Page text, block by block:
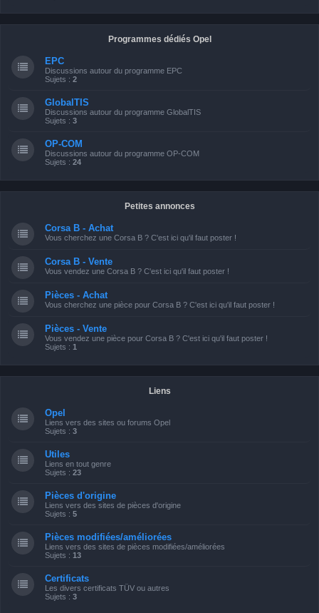
Programmes dédiés Opel
EPC
Discussions autour du programme EPC
Sujets : 2
GlobalTIS
Discussions autour du programme GlobalTIS
Sujets : 3
OP-COM
Discussions autour du programme OP-COM
Sujets : 24
Petites annonces
Corsa B - Achat
Vous cherchez une Corsa B ? C'est ici qu'il faut poster !
Corsa B - Vente
Vous vendez une Corsa B ? C'est ici qu'il faut poster !
Pièces - Achat
Vous cherchez une pièce pour Corsa B ? C'est ici qu'il faut poster !
Pièces - Vente
Vous vendez une pièce pour Corsa B ? C'est ici qu'il faut poster !
Sujets : 1
Liens
Opel
Liens vers des sites ou forums Opel
Sujets : 3
Utiles
Liens en tout genre
Sujets : 23
Pièces d'origine
Liens vers des sites de pièces d'origine
Sujets : 5
Pièces modifiées/améliorées
Liens vers des sites de pièces modifiées/améliorées
Sujets : 13
Certificats
Les divers certificats TÜV ou autres
Sujets : 3